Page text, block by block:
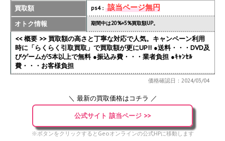
買取額 ps4： 該当ページ無円
オトク情報 期間中は20%+5%買取額UP。
<< 概要 >> 買取額の高さと丁寧な対応で人気。キャンペーン利用
時に「らくらく引取買取」で買取額が更にUP!! ●送料・・・DVD及
びゲームが5本以上で無料 ●振込み費・・・業者負担 ●ｷｬﾝｾﾙ
費・・・お客様負担
価格確認日：2024/03/04
＼ 最新の買取価格はコチラ ／
公式サイト 該当ページ >>
※ボタンをクリックするとGeoオンラインの公式HPに移動します